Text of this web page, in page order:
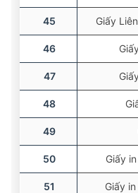
45 Giấy
46
47
48
49
50 Giấy
51 Giấy